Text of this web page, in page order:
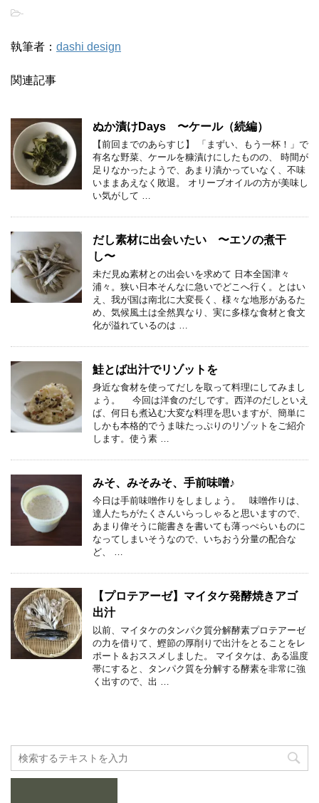
-
執筆者： dashi design
関連記事
ぬか漬けDays 〜ケール（続編）
【前回までのあらすじ】 「まずい、もう一杯！」で
有名な野菜、ケールを糠漬けにしたものの、 時間が
足りなかったようで、あまり漬かっていなく、不味
いままあえなく敗退。 オリーブオイルの方が美味し
い気がして …
だし素材に出会いたい 〜エソの煮干
し〜
未だ見ぬ素材との出会いを求めて 日本全国津々
浦々。狭い日本そんなに急いでどこへ行く。とはい
え、我が国は南北に大変長く、様々な地形があるた
め、気候風土は全然異なり、実に多様な食材と食文
化が溢れているのは …
鮭とば出汁でリゾットを
身近な食材を使ってだしを取って料理にしてみまし
ょう。 今回は洋食のだしです。西洋のだしといえ
ば、何日も煮込む大変な料理を思いますが、簡単に
しかも本格的でうま味たっぷりのリゾットをご紹介
します。使う素 …
みそ、みそみそ、手前味噌♪
今日は手前味噌作りをしましょう。 味噌作りは、
達人たちがたくさんいらっしゃると思いますので、
あまり偉そうに能書きを書いても薄っぺらいものに
なってしまいそうなので、いちおう分量の配合な
ど、 …
【プロテアーゼ】マイタケ発酵焼きアゴ
出汁
以前、マイタケのタンパク質分解酵素プロテアーゼ
の力を借りて、鰹節の厚削りで出汁をとることをレ
ポート＆おススメしました。 マイタケは、ある温度
帯にすると、タンパク質を分解する酵素を非常に強
く出すので、出 …